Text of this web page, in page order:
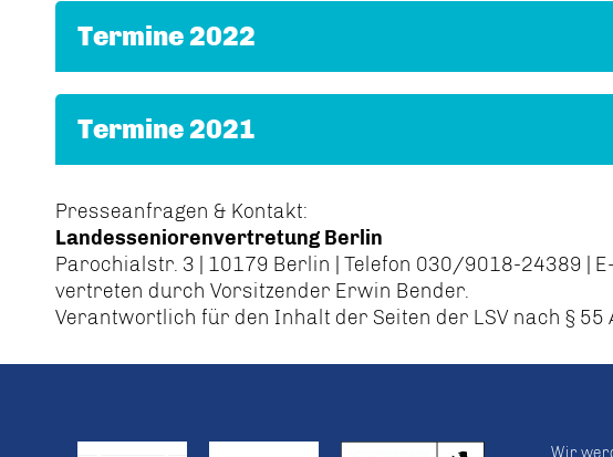
Termine 2022
Termine 2021
Presseanfragen & Kontakt:
Landesseniorenvertretung Berlin
Parochialstr. 3 | 10179 Berlin | Telefon 030/9018-24389 |
vertreten durch Vorsitzender Erwin Bender.
Verantwortlich für den Inhalt der Seiten der LSV nach § 55